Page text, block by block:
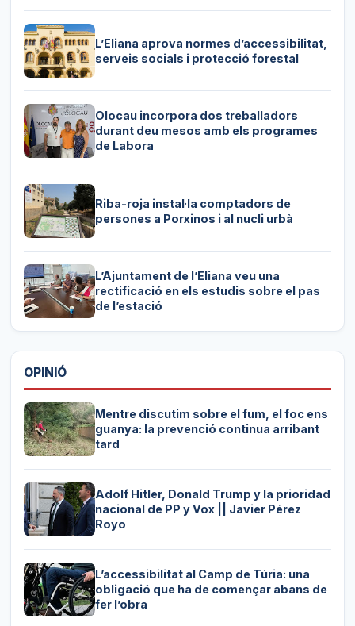
L’Eliana aprova normes d’accessibilitat,
serveis socials i protecció forestal
Olocau incorpora dos treballadors
durant deu mesos amb els programes
de Labora
Riba-roja instal·la comptadors de
persones a Porxinos i al nucli urbà
L’Ajuntament de l’Eliana veu una
rectificació en els estudis sobre el pas
de l’estació
OPINIÓ
Mentre discutim sobre el fum, el foc ens
guanya: la prevenció continua arribant
tard
Adolf Hitler, Donald Trump y la prioridad
nacional de PP y Vox || Javier Pérez
Royo
L’accessibilitat al Camp de Túria: una
obligació que ha de començar abans de
fer l’obra